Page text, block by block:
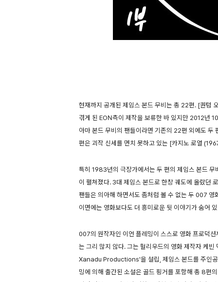
현재까지 공개된 제임스 본드 무비는 총 22편. [퀀텀
겪게 된 EON측이 제작을 보류한 바 있지만 2012년
아마 본드 무비의 팬들이라면 기존의 22편 외에도
편은 괴작 신세를 면치 못하고 있는 [카지노 로열
특히 1983년의 극장가에서는 두 편의 제임스 본드
이 펼쳐졌다. 3대 제임스 본드로 한창 궤도에 올랐던
팬들은 의아해 하면서도 좀처럼 볼 수 없는 두 007 영
이면에는 영화보다도 더 흥미로운 뒷 이야기가 숨어
007의 원작자인 이언 플레밍이 스스로 영화 프로덕
는 그리 많지 않다. 그는 헐리우드의 영화 제작자 케
Xanadu Productions'을 설립, 제임스 본드를 주인공
밍에 의해 출간된 소설은 골드 핑거를 포함해 총 8편